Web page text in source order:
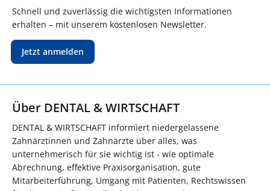
Schnell und zuverlässig die wichtigsten Informationen
erhalten – mit unserem kostenlosen Newsletter.
Jetzt anmelden
Über DENTAL & WIRTSCHAFT
DENTAL & WIRTSCHAFT informiert niedergelassene
Zahnärztinnen und Zahnärzte über alles, was
unternehmerisch für sie wichtig ist - wie optimale
Abrechnung, effektive Praxisorganisation, gute
Mitarbeiterführung, Umgang mit Patienten, Rechtswissen